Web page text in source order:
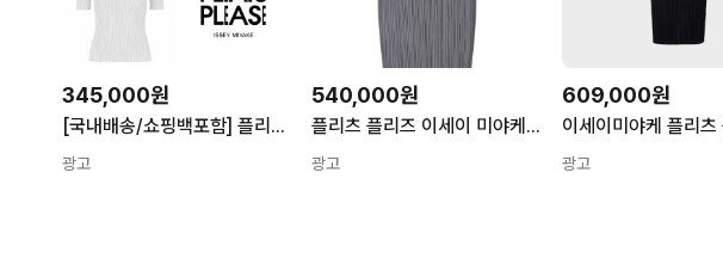
345,000원
[국내배송/쇼핑백포함] 플리츠플리즈 이세이미야케 베이직 반팔 티셔츠 탑
광고
540,000원
플리츠 플리즈 이세이 미야케 민소매 원피스 PP67JH113 - 12
광고
609,000원
광고